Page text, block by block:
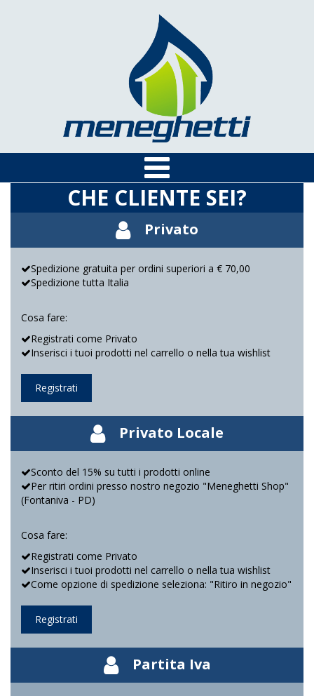
CHE CLIENTE SEI?
Privato
Spedizione gratuita per ordini superiori a € 70,00
Spedizione tutta Italia
Cosa fare:
Registrati come Privato
Inserisci i tuoi prodotti nel carrello o nella tua wishlist
Registrati
Privato Locale
Sconto del 15% su tutti i prodotti online
Per ritiri ordini presso nostro negozio "Meneghetti Shop"
(Fontaniva - PD)
Cosa fare:
Registrati come Privato
Inserisci i tuoi prodotti nel carrello o nella tua wishlist
Come opzione di spedizione seleziona: "Ritiro in negozio"
Registrati
Partita Iva